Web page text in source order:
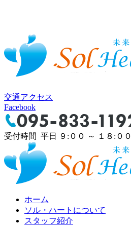
交通アクセス
Facebook
受付時間 平日 ９:００ ～ １８:００
ホーム
ソル・ハートについて
スタッフ紹介